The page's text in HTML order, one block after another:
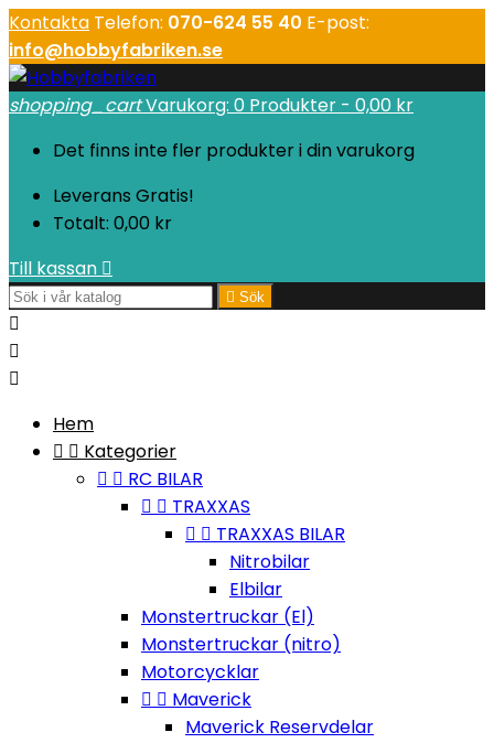
Kontakta Telefon: 070-624 55 40 E-post:
info@hobbyfabriken.se
shopping_cartVarukorg: 0 Produkter - 0,00 kr
Det finns inte fler produkter i din varukorg
Leverans Gratis!
Totalt: 0,00 kr
Till kassan 
 Sök



Hem
  Kategorier
  RC BILAR
  TRAXXAS
  TRAXXAS BILAR
Nitrobilar
Elbilar
Monstertruckar (El)
Monstertruckar (nitro)
Motorcycklar
  Maverick
Maverick Reservdelar